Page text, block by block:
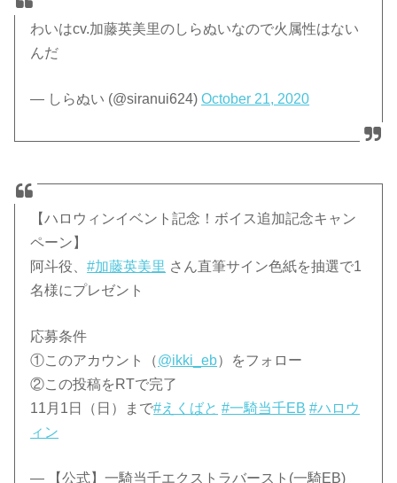
わいはcv.加藤英美里のしらぬいなので火属性はない
んだ
— しらぬい (@siranui624)October 21, 2020
【ハロウィンイベント記念！ボイス追加記念キャン
ペーン】
阿斗役、#加藤英美里 さん直筆サイン色紙を抽選で1
名様にプレゼント
応募条件
①このアカウント（@ikki_eb）をフォロー
②この投稿をRTで完了
11月1日（日）まで#えくばと #一騎当千EB #ハロウ
ィン
— 【公式】一騎当千エクストラバースト(一騎EB)